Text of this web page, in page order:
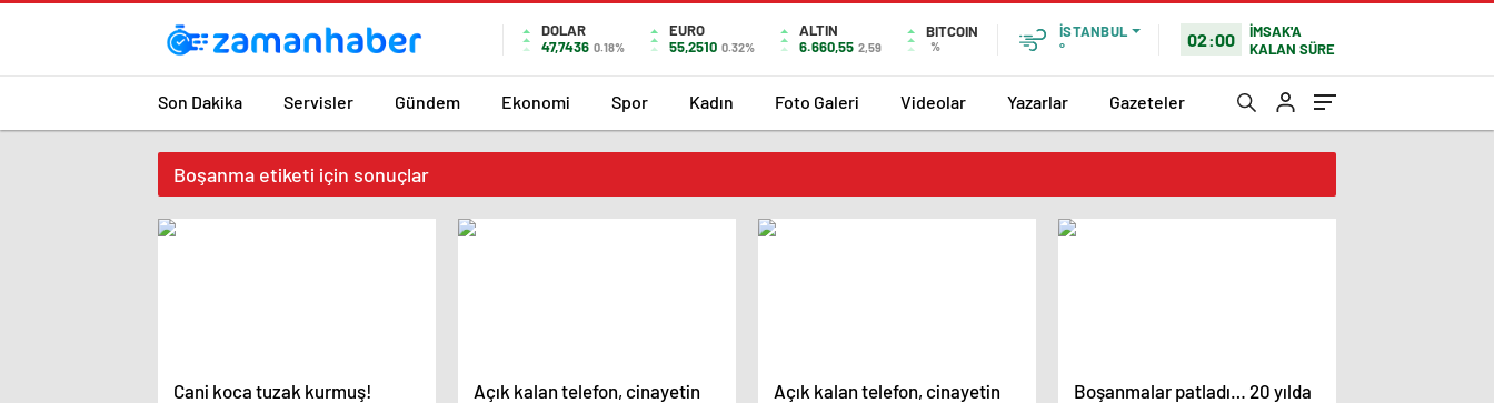
DOLAR
47,7436 0.18%
EURO
55,2510 0.32%
ALTIN
6.660,55 2,59
BITCOIN
%
İSTANBUL
°
02:00
İMSAK'A
KALAN SÜRE
Son Dakika Servisler Gündem Ekonomi Spor Kadın Foto Galeri Videolar Yazarlar Gazeteler
Boşanma etiketi için sonuçlar
Cani koca tuzak kurmuş!
Açık kalan telefon, cinayetin
Açık kalan telefon, cinayetin
Boşanmalar patladı… 20 yılda